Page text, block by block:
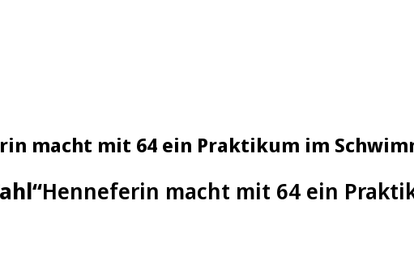
macht mit 64 ein Praktikum im
Henneferin macht mit 64 ein